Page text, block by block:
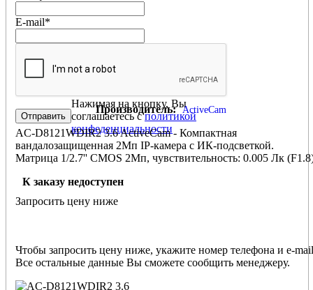
E-mail*
Нажимая на кнопку, Вы
соглашаетесь сполитикой
конфеденциальности
AC-D8121WDIR2 3.6
Производитель: ActiveCam
AC-D8121WDIR2 3.6 ActiveCam - Компактная
вандалозащищенная 2Мп IP-камера с ИК-подсветкой.
Матрица 1/2.7'' CMOS 2Мп, чувствительность: 0.005 Лк
объектив 3.6мм, режим "день/ночь" (механический ИК-
фильтр), real WDR (120dB), 3D-NR, BLC, Defog, ROI,
12В DC или PoE (802.3af), -40°C … +60°C, IP66, подходит для
К заказу недоступен
Запросить цену ниже
Чтобы запросить цену ниже, укажите номер телефона и e-
Все остальные данные Вы сможете сообщить менеджеру.